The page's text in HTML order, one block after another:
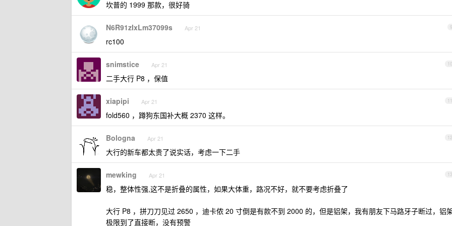
坎普的 1999 那款，很好骑
9
N6R91zIxLm37099s Apr 21
rc100
10
snimstice Apr 21
二手大行 P8 ，保值
11
xiapipi Apr 21
fold560 ，蹲狗东国补大概 2370 这样。
12
Bologna Apr 21
大行的新车都太贵了说实话，考虑一下二手
13
mewking Apr 21
稳，整体性强,这不是折叠的属性，如果大体重，路况不好，就不要考虑折叠了
大行 P8 ，拼刀刀见过 2650 ，迪卡侬 20 寸倒是有款不到 2000 的，但是铝架，我有朋友下马路牙子断过，铝
极限到了直接断，没有预警